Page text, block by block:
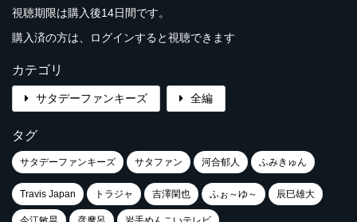
視聴期限は購入後14日間です。
購入済の方は、ログインすると視聴できます
カテゴリ
サタデーファンキーズ 全編
タグ
サタデーファンキーズ サタファン 河合郁人 ふみきゅん
Travis Japan トラジャ 吉澤閑也 ふぉ～ゆ～ 辰巳雄大